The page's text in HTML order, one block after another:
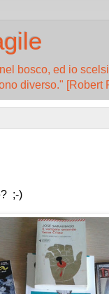
bosco, ed io
diverso." [Robert
;-)